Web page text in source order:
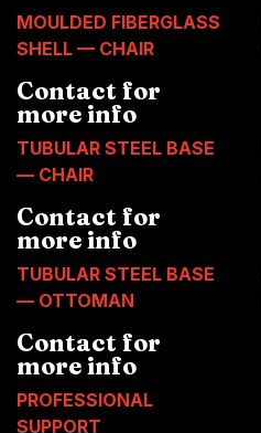
MOULDED FIBERGLASS
SHELL — CHAIR
Contact for
more info
TUBULAR STEEL BASE
— CHAIR
Contact for
more info
TUBULAR STEEL BASE
— OTTOMAN
Contact for
more info
PROFESSIONAL
SUPPORT